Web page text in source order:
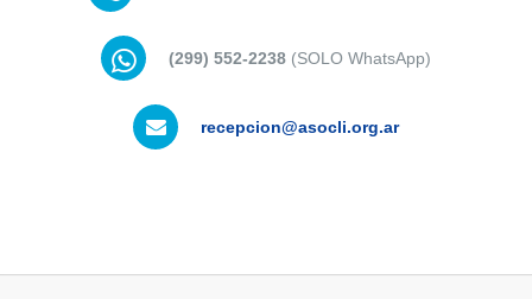
(299) 552-2238 (SOLO WhatsApp)
recepcion@asocli.org.ar